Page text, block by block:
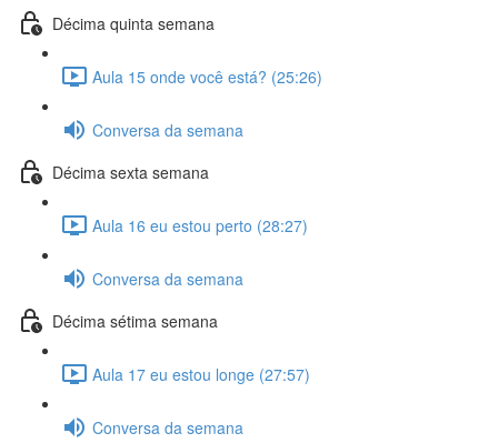
Décima quinta semana
Aula 15 onde você está? (25:26)
Conversa da semana
Décima sexta semana
Aula 16 eu estou perto (28:27)
Conversa da semana
Décima sétima semana
Aula 17 eu estou longe (27:57)
Conversa da semana